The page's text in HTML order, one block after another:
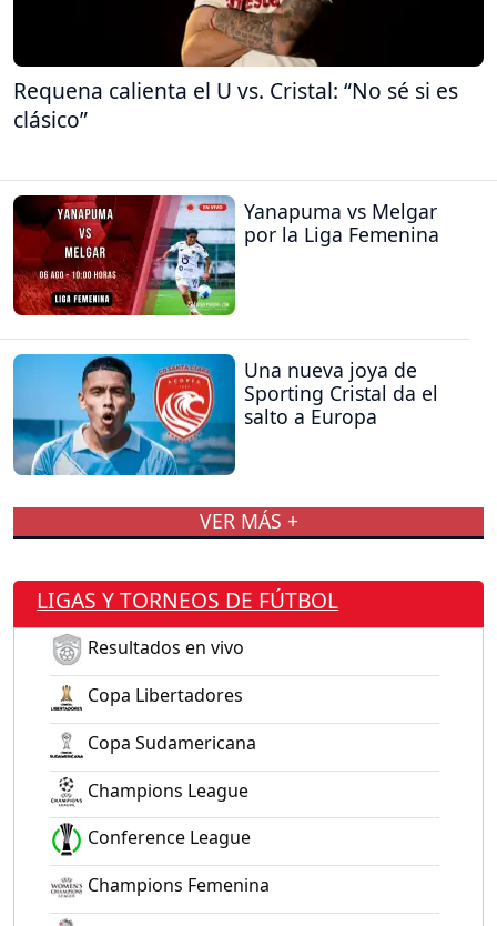
Requena calienta el U vs. Cristal: “No sé si es
clásico”
Yanapuma vs Melgar
por la Liga Femenina
Una nueva joya de
Sporting Cristal da el
salto a Europa
VER MÁS +
LIGAS Y TORNEOS DE FÚTBOL
Resultados en vivo
Copa Libertadores
Copa Sudamericana
Champions League
Conference League
Champions Femenina